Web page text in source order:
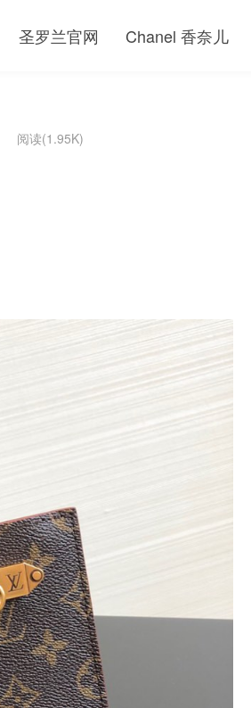
圣罗兰官网 Chanel 香奈儿
阅读(1.95K)